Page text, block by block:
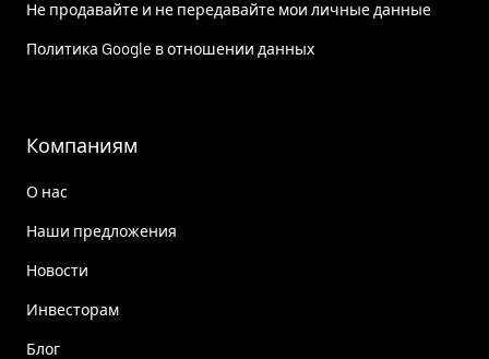
Не продавайте и не передавайте мои личные данные
Политика Google в отношении данных
Компаниям
О нас
Наши предложения
Новости
Инвесторам
Блог